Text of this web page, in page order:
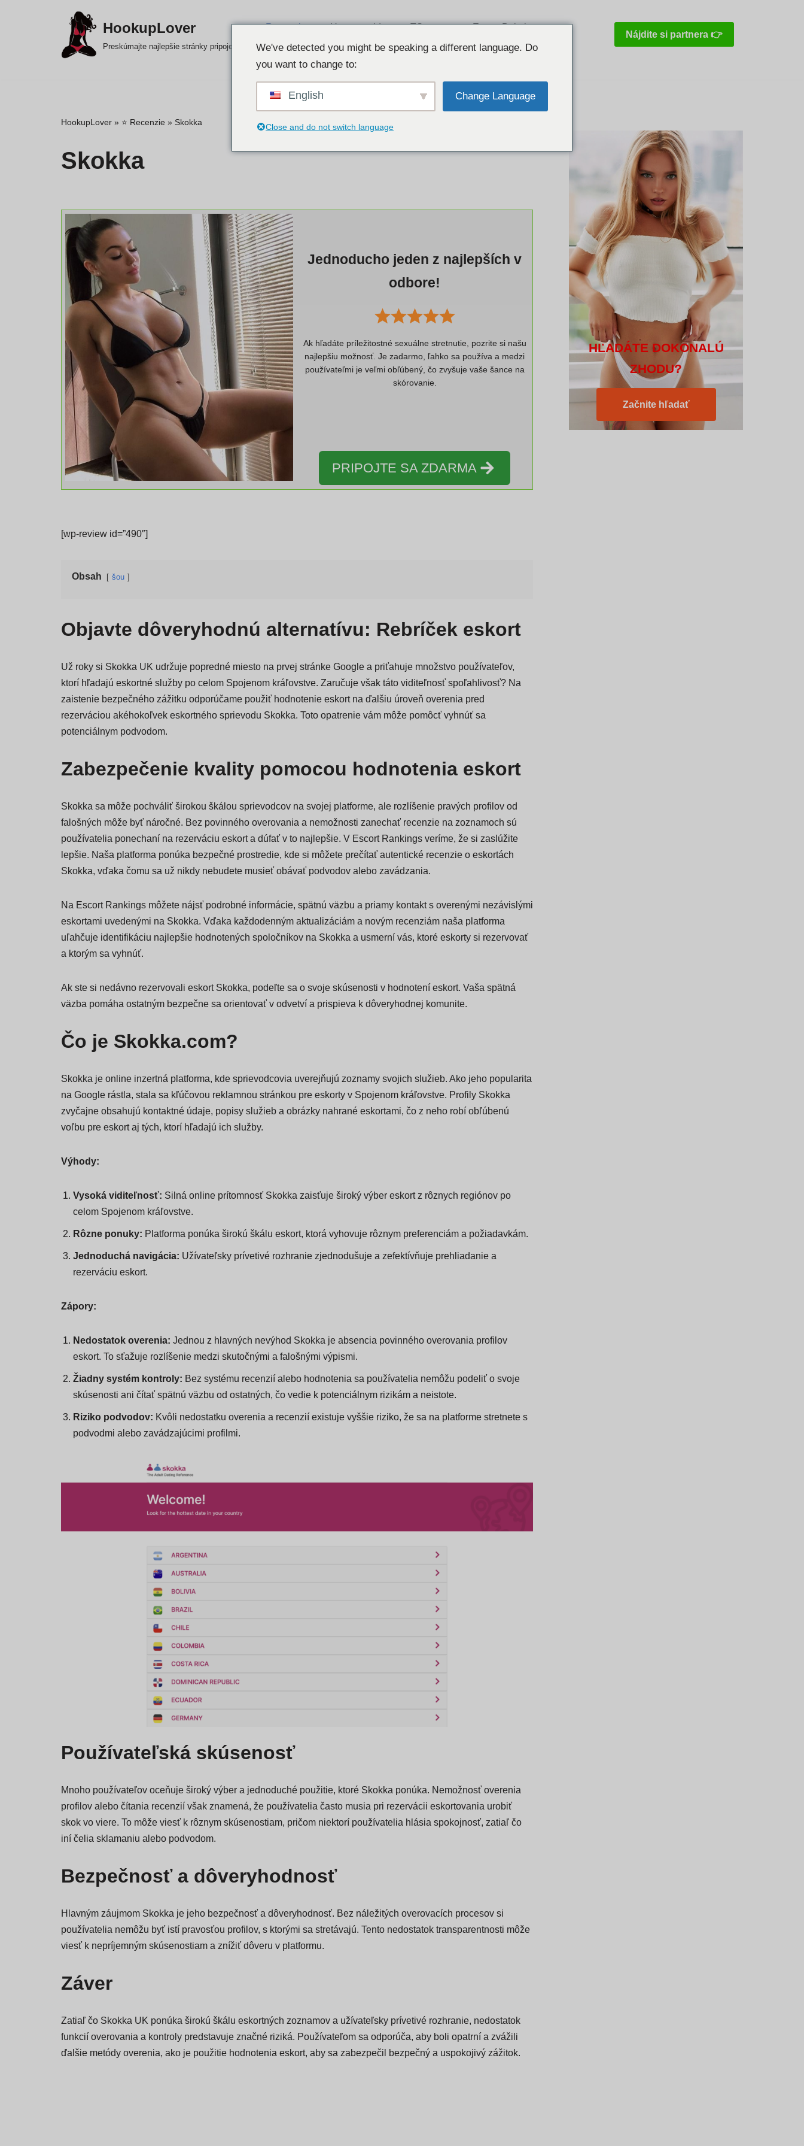
HookupLover
Preskúmajte najlepšie stránky pripojenia!
Recenzie Usasexguide TSescort
Escort Babylon
Listcrawler
Nájdite si partnera 👉
HookupLover » ⭐ Recenzie » Skokka
Skokka
Jednoducho jeden z najlepších v
odbore!
Ak hľadáte príležitostné sexuálne stretnutie, pozrite si našu
najlepšiu možnosť. Je zadarmo, ľahko sa používa a medzi
používateľmi je veľmi obľúbený, čo zvyšuje vaše šance na
skórovanie.
PRIPOJTE SA ZDARMA
[wp-review id=”490″]
Obsah šou
Objavte dôveryhodnú alternatívu: Rebríček eskort
Už roky si Skokka UK udržuje popredné miesto na prvej stránke Google a priťahuje množstvo používateľov,
ktorí hľadajú eskortné služby po celom Spojenom kráľovstve. Zaručuje však táto viditeľnosť spoľahlivosť? Na
zaistenie bezpečného zážitku odporúčame použiť hodnotenie eskort na ďalšiu úroveň overenia pred
rezerváciou akéhokoľvek eskortného sprievodu Skokka. Toto opatrenie vám môže pomôcť vyhnúť sa
potenciálnym podvodom.
Zabezpečenie kvality pomocou hodnotenia eskort
Skokka sa môže pochváliť širokou škálou sprievodcov na svojej platforme, ale rozlíšenie pravých profilov od
falošných môže byť náročné. Bez povinného overovania a nemožnosti zanechať recenzie na zoznamoch sú
používatelia ponechaní na rezerváciu eskort a dúfať v to najlepšie. V Escort Rankings veríme, že si zaslúžite
lepšie. Naša platforma ponúka bezpečné prostredie, kde si môžete prečítať autentické recenzie o eskortách
Skokka, vďaka čomu sa už nikdy nebudete musieť obávať podvodov alebo zavádzania.
Na Escort Rankings môžete nájsť podrobné informácie, spätnú väzbu a priamy kontakt s overenými nezávislými
eskortami uvedenými na Skokka. Vďaka každodenným aktualizáciám a novým recenziám naša platforma
uľahčuje identifikáciu najlepšie hodnotených spoločníkov na Skokka a usmerní vás, ktoré eskorty si rezervovať
a ktorým sa vyhnúť.
Ak ste si nedávno rezervovali eskort Skokka, podeľte sa o svoje skúsenosti v hodnotení eskort. Vaša spätná
väzba pomáha ostatným bezpečne sa orientovať v odvetví a prispieva k dôveryhodnej komunite.
Čo je Skokka.com?
Skokka je online inzertná platforma, kde sprievodcovia uverejňujú zoznamy svojich služieb. Ako jeho popularita
na Google rástla, stala sa kľúčovou reklamnou stránkou pre eskorty v Spojenom kráľovstve. Profily Skokka
zvyčajne obsahujú kontaktné údaje, popisy služieb a obrázky nahrané eskortami, čo z neho robí obľúbenú
voľbu pre eskort aj tých, ktorí hľadajú ich služby.
Výhody:
Vysoká viditeľnosť: Silná online prítomnosť Skokka zaisťuje široký výber eskort z rôznych regiónov po
celom Spojenom kráľovstve.
Rôzne ponuky: Platforma ponúka širokú škálu eskort, ktorá vyhovuje rôznym preferenciám a požiadavkám.
Jednoduchá navigácia: Užívateľsky prívetivé rozhranie zjednodušuje a zefektívňuje prehliadanie a
rezerváciu eskort.
Zápory:
Nedostatok overenia: Jednou z hlavných nevýhod Skokka je absencia povinného overovania profilov
eskort. To sťažuje rozlíšenie medzi skutočnými a falošnými výpismi.
Žiadny systém kontroly: Bez systému recenzií alebo hodnotenia sa používatelia nemôžu podeliť o svoje
skúsenosti ani čítať spätnú väzbu od ostatných, čo vedie k potenciálnym rizikám a neistote.
Riziko podvodov: Kvôli nedostatku overenia a recenzií existuje vyššie riziko, že sa na platforme stretnete s
podvodmi alebo zavádzajúcimi profilmi.
Používateľská skúsenosť
Mnoho používateľov oceňuje široký výber a jednoduché použitie, ktoré Skokka ponúka. Nemožnosť overenia
profilov alebo čítania recenzií však znamená, že používatelia často musia pri rezervácii eskortovania urobiť
skok vo viere. To môže viesť k rôznym skúsenostiam, pričom niektorí používatelia hlásia spokojnosť, zatiaľ čo
iní čelia sklamaniu alebo podvodom.
Bezpečnosť a dôveryhodnosť
Hlavným záujmom Skokka je jeho bezpečnosť a dôveryhodnosť. Bez náležitých overovacích procesov si
používatelia nemôžu byť istí pravosťou profilov, s ktorými sa stretávajú. Tento nedostatok transparentnosti môže
viesť k nepríjemným skúsenostiam a znížiť dôveru v platformu.
Záver
Zatiaľ čo Skokka UK ponúka širokú škálu eskortných zoznamov a užívateľsky prívetivé rozhranie, nedostatok
funkcií overovania a kontroly predstavuje značné riziká. Používateľom sa odporúča, aby boli opatrní a zvážili
ďalšie metódy overenia, ako je použitie hodnotenia eskort, aby sa zabezpečil bezpečný a uspokojivý zážitok.
HĽADÁTE DOKONALÚ
ZHODU?
Začnite hľadať
We've detected you might be speaking a different language. Do
you want to change to:
English Change Language
Close and do not switch language